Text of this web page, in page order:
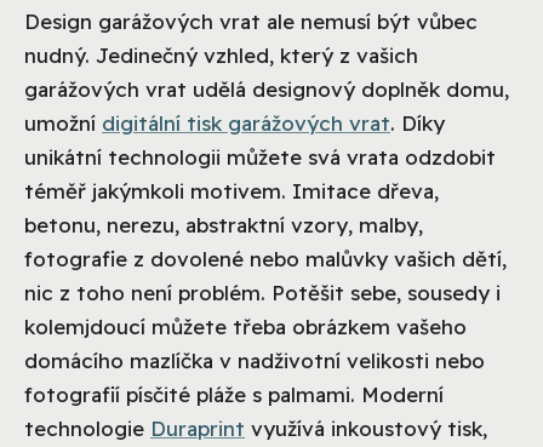
Design garážových vrat ale nemusí být vůbec
nudný. Jedinečný vzhled, který z vašich
garážových vrat udělá designový doplněk domu,
umožní digitální tisk garážových vrat. Díky
unikátní technologii můžete svá vrata odzdobit
téměř jakýmkoli motivem. Imitace dřeva,
betonu, nerezu, abstraktní vzory, malby,
fotografie z dovolené nebo malůvky vašich dětí,
nic z toho není problém. Potěšit sebe, sousedy i
kolemjdoucí můžete třeba obrázkem vašeho
domácího mazlíčka v nadživotní velikosti nebo
fotografií písčité pláže s palmami. Moderní
technologie Duraprint využívá inkoustový tisk,